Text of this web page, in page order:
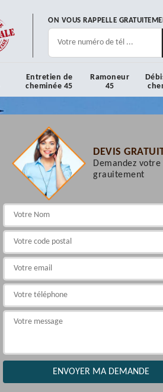
ON VOUS RAPPELLE
Entretien de
cheminée 45
Ramoneur
45
DEVIS
Demandez votre
grauitement